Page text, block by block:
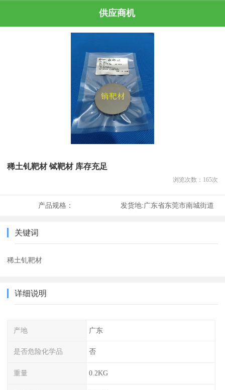
供应商机
稀土钆靶材 铽靶材 库存充足
浏览次数： 165次
产品规格： 发货地:广东省东莞市南城街道
关键词
稀土钆靶材
详细说明
产地 广东
是否危险化学品 否
重量 0.2KG